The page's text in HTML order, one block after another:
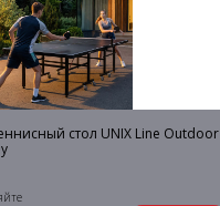
стол UNIX Line Outdoor